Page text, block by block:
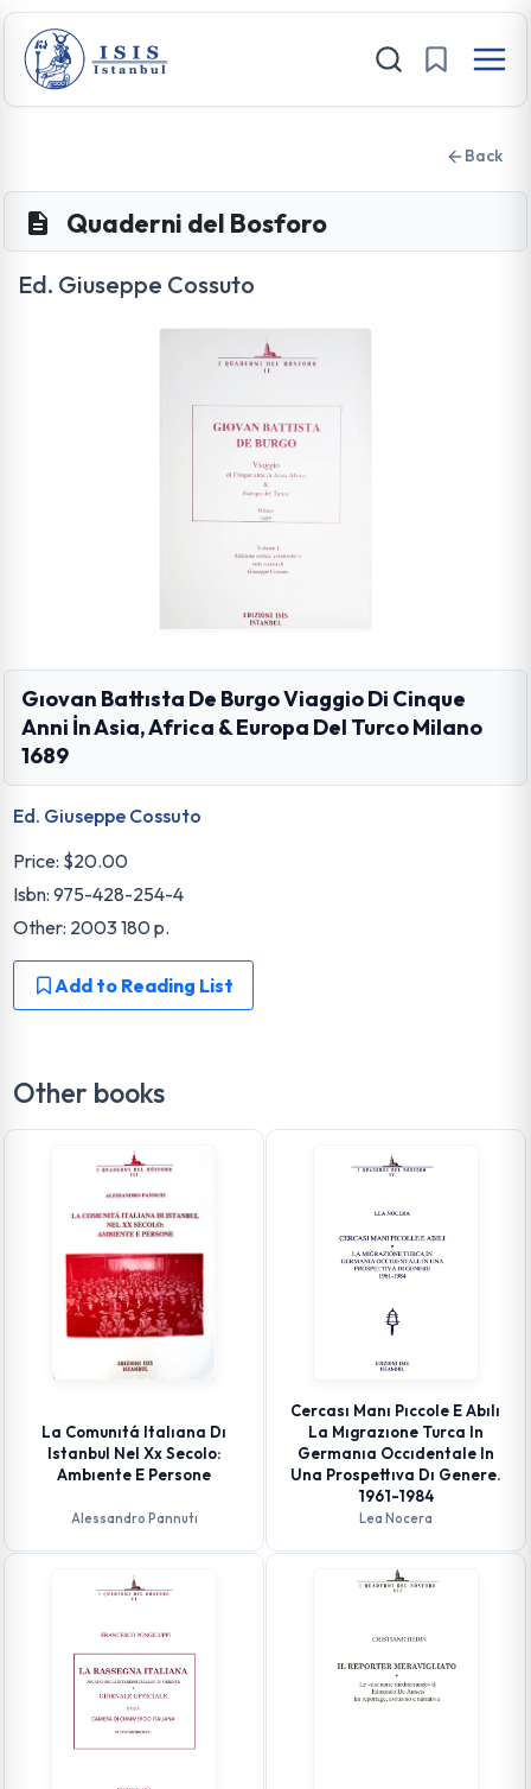
Back
Quaderni del Bosforo
Ed. Giuseppe Cossuto
Gıovan Battısta De Burgo Viaggio Di Cinque
Anni İn Asia, Africa & Europa Del Turco Milano
1689
Ed. Giuseppe Cossuto
Price: $20.00
Isbn: 975-428-254-4
Other: 2003 180 p.
Add to Reading List
Other books
La Comunıtá Italıana Dı
Istanbul Nel Xx Secolo:
Ambıente E Persone
Alessandro Pannutı
Cercası Manı Pıccole E Abılı
La Mıgrazıone Turca In
Germanıa Occıdentale In
Una Prospettıva Dı Genere.
1961-1984
Lea Nocera